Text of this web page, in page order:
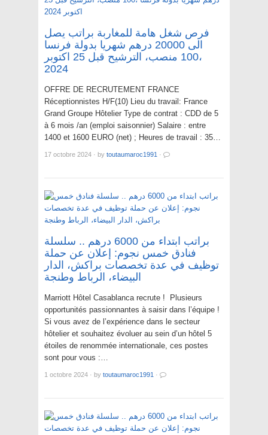
فرص شغل هامة للمغاربة براتب يصل
الى 20000 درهم شهريا بدولة فرنسا
،100 منصب، الترشيح قبل 25 اكتوبر
2024
OFFRE DE RECRUTEMENT FRANCE
Réceptionnistes H/F(10) Lieu du travail: France
Grand Groupe Hôtelier Type de contrat : CDD de 5
à 6 mois /an (emploi saisonnier) Salaire : entre
1400 et 1600 EURO (net) ; Heures de travail : 35…
17 octobre 2024 · by toutaumaroc1991 ·
براتب ابتداء من 6000 درهم .. سلسلة
فنادق خمس نجوم: إعلان عن حملة
توظيف في عدة تخصصات براكش، الدار
البيضاء، الرباط وطنجة
Marriott Hôtel Casablanca recrute ! Plusieurs
opportunités passionnantes à saisir dans l’équipe !
Si vous avez de l’expérience dans le secteur
hôtelier et souhaitez évoluer au sein d’un hôtel 5
étoiles de renommée internationale, ces postes
sont pour vous :…
1 octobre 2024 · by toutaumaroc1991 ·